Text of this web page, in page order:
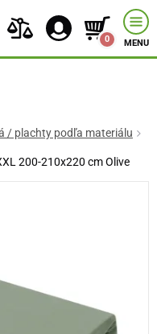
0 MENU
/ plachty podľa materiálu
200-210x220 cm Olive